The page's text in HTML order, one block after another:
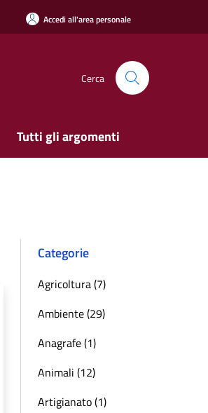
Accedi all'area personale
Cerca
Tutti gli argomenti
Categorie
Agricoltura (7)
Ambiente (29)
Anagrafe (1)
Animali (12)
Artigianato (1)